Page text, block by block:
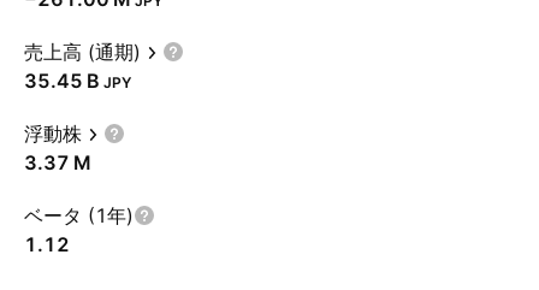
売上高 (通期)
‪35.45 B‬ JPY
浮動株
‪3.37 M‬
ベータ (1年)
1.12